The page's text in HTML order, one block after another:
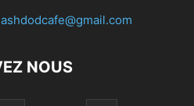
ashdodcafe@gmail.com
NOUS